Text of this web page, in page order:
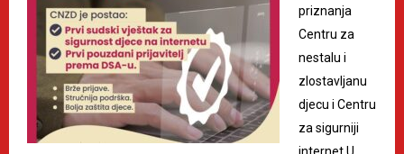
priznanja
Centru za
nestalu i
zlostavljanu
djecu i Centru
za sigurniji